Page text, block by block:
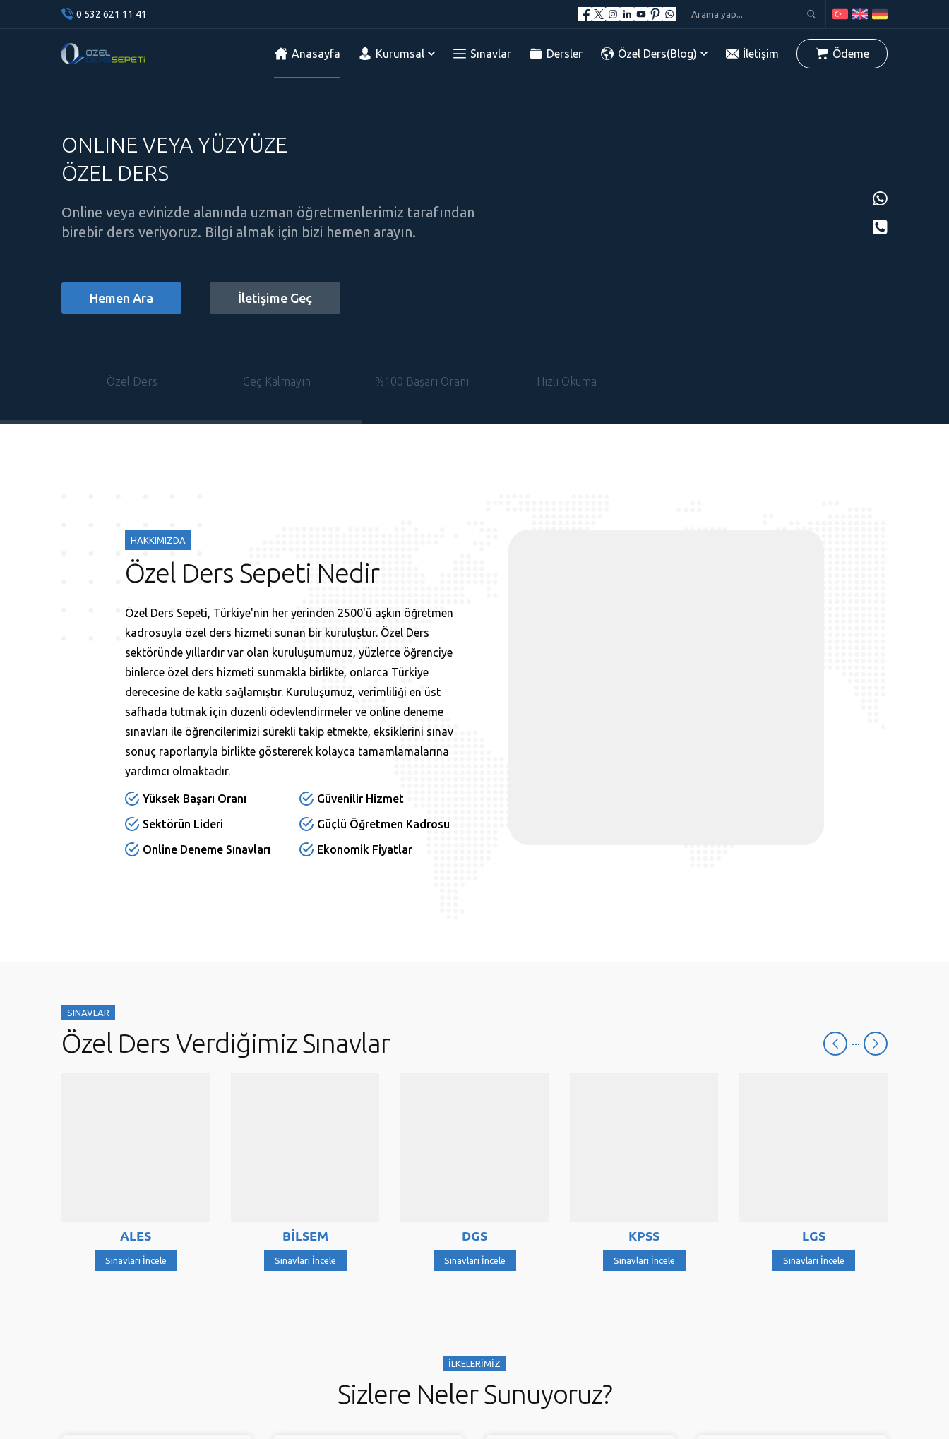
0 532 621 11 41
Anasayfa Kurumsal Sınavlar Dersler Özel Ders(Blog) İletişim Ödeme
Özel Ders Geç Kalmayın %100 Başarı Oranı Hızlı Okuma
ONLINE VEYA YÜZYÜZE
ÖZEL DERS
Online veya evinizde alanında uzman öğretmenlerimiz tarafından
birebir ders veriyoruz. Bilgi almak için bizi hemen arayın.
Hemen Ara İletişime Geç
HAKKIMIZDA
Özel Ders Sepeti Nedir
Özel Ders Sepeti, Türkiye'nin her yerinden 2500'ü aşkın öğretmen
kadrosuyla özel ders hizmeti sunan bir kuruluştur. Özel Ders
sektöründe yıllardır var olan kuruluşumumuz, yüzlerce öğrenciye
binlerce özel ders hizmeti sunmakla birlikte, onlarca Türkiye
derecesine de katkı sağlamıştır. Kuruluşumuz, verimliliği en üst
safhada tutmak için düzenli ödevlendirmeler ve online deneme
sınavları ile öğrencilerimizi sürekli takip etmekte, eksiklerini sınav
sonuç raporlarıyla birlikte göstererek kolayca tamamlamalarına
yardımcı olmaktadır.
Yüksek Başarı Oranı
Güvenilir Hizmet
Sektörün Lideri
Güçlü Öğretmen Kadrosu
Online Deneme Sınavları
Ekonomik Fiyatlar
SINAVLAR
Özel Ders Verdiğimiz Sınavlar
ALES
Sınavları İncele
BİLSEM
Sınavları İncele Sınavları İncele
KPSS
Sınavları İncele Sınavları İncele
İLKELERİMİZ
Sizlere Neler Sunuyoruz?